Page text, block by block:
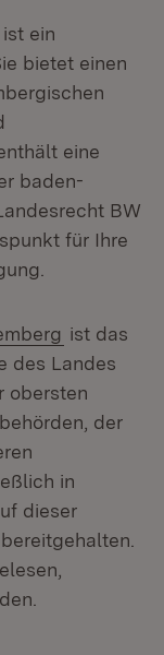
(Öffnet in neuem
ist ein
bietet einen
eine
baden-
BW
für Ihre
ist das
des Landes
obersten
der
in
dieser